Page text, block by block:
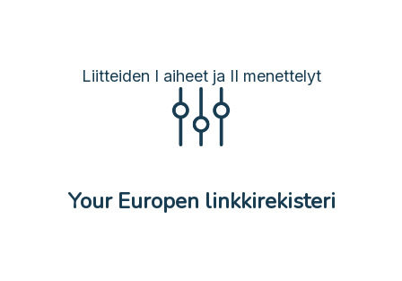
Liitteiden I aiheet ja II menettelyt
Your Europen linkkirekisteri